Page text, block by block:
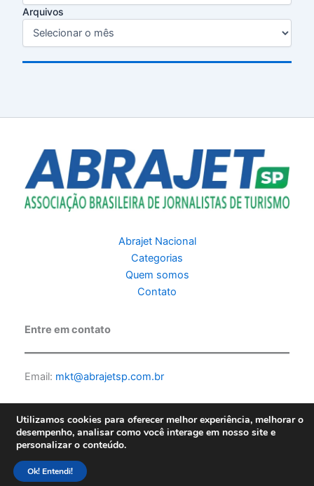
Arquivos
Abrajet Nacional
Categorias
Quem somos
Contato
Entre em contato
Email: mkt@abrajetsp.com.br
Copyright © 2026 Abrajet SP | Feito por PKScode |
Utilizamos cookies para oferecer melhor experiência, melhorar o
desempenho, analisar como você interage em nosso site e
personalizar o conteúdo.
Ok! Entendi!